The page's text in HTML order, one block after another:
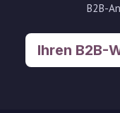
B2B-
Ihren B2B-